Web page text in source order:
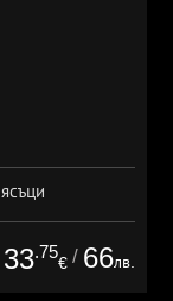
33.75
€ / 66лв.